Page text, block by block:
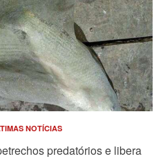
NOTÍCIAS
predatórios e libera